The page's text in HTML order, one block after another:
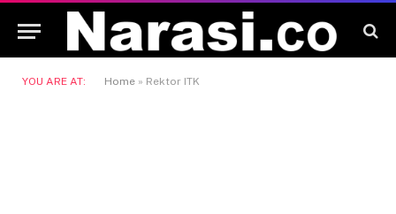
YOU ARE AT: Home » Rektor ITK